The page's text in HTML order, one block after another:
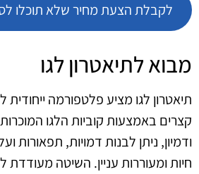
לקבלת הצעת מחיר שלא תוכלו
מבוא לתיאטרון לגו
תיאטרון לגו מציע פלטפורמה ייחודית
קצרים באמצעות קוביות הלגו
ודמיון, ניתן לבנות דמויות, תפאורות
חיות ומעוררות עניין. השיטה